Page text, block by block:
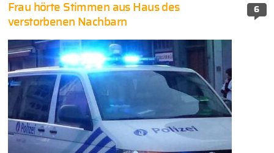
6
Frau hörte Stimmen aus Haus des
verstorbenen Nachbarn